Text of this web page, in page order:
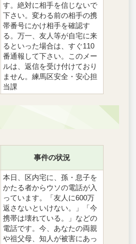
す。絶対に相手を信じないで
下さい。変わる前の相手の携
帯番号にかけ相手を確認す
る。万一、友人等が自宅に来
るといった場合は、すぐ110
番通報して下さい。このメー
ルは、返信を受け付けており
ません。練馬区安全・安心担
当課
事件の状況
本日、区内宅に、孫・息子を
かたる者からウソの電話が入
っています。「友人に600万
返さないといけない。」「今
携帯は壊れている。」などの
電話です。今、あなたの両親
や祖父母、知人が被害にあっ